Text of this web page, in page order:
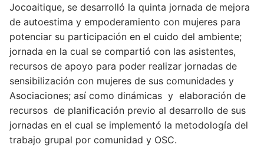
Jocoaitique, se desarrolló la quinta jornada de mejora
de autoestima y empoderamiento con mujeres para
potenciar su participación en el cuido del ambiente;
jornada en la cual se compartió con las asistentes,
recursos de apoyo para poder realizar jornadas de
sensibilización con mujeres de sus comunidades y
Asociaciones; así como dinámicas y elaboración de
recursos de planificación previo al desarrollo de sus
jornadas en el cual se implementó la metodología del
trabajo grupal por comunidad y OSC.